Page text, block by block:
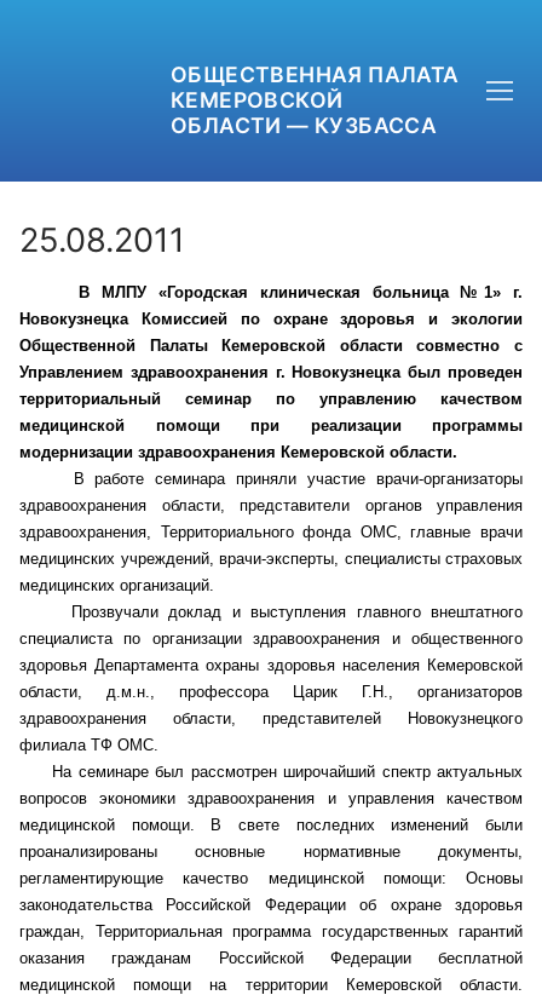
ОБЩЕСТВЕННАЯ ПАЛАТА
КЕМЕРОВСКОЙ
ОБЛАСТИ — КУЗБАССА
+7 (3842) 58-82-40
OPKO42@BK.RU
ОБРАТНАЯ СВЯЗЬ
Главная
Общественные советы
Общественные советы при территориальных
органах федеральных органов
исполнительной власти
Общественные советы по проведению
независимой оценки качества условий
оказания услуг
О Палате
Структура Палаты
25.08.2011
В МЛПУ «Городская клиническая больница №1» г.
Новокузнецка Комиссией по охране здоровья и экологии
Общественной Палаты Кемеровской области совместно с
Управлением здравоохранения г. Новокузнецка был проведен
территориальный семинар по управлению качеством
медицинской помощи при реализации программы
модернизации здравоохранения Кемеровской области.
В работе семинара приняли участие врачи-организаторы
здравоохранения области, представители органов управления
здравоохранения, Территориального фонда ОМС, главные врачи
медицинских учреждений, врачи-эксперты, специалисты страховых
медицинских организаций.
Прозвучали доклад и выступления главного внештатного
специалиста по организации здравоохранения и общественного
здоровья Департамента охраны здоровья населения Кемеровской
области, д.м.н., профессора Царик Г.Н., организаторов
здравоохранения области, представителей Новокузнецкого
филиала ТФ ОМС.
На семинаре был рассмотрен широчайший спектр актуальных
вопросов экономики здравоохранения и управления качеством
медицинской помощи. В свете последних изменений были
проанализированы основные нормативные документы,
регламентирующие качество медицинской помощи: Основы
законодательства Российской Федерации об охране здоровья
граждан, Территориальная программа государственных гарантий
оказания гражданам Российской Федерации бесплатной
медицинской помощи на территории Кемеровской области.